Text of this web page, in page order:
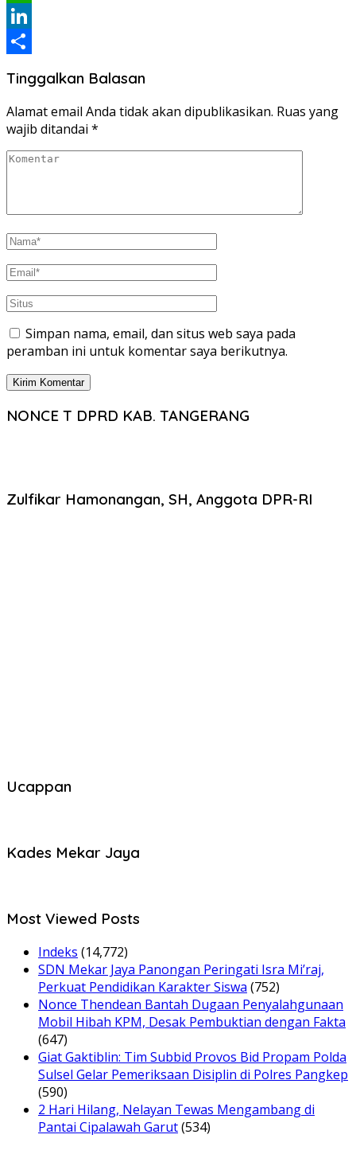
WhatsApp
LinkedIn
Tinggalkan Balasan
Alamat email Anda tidak akan dipublikasikan. Ruas yang
wajib ditandai *
Simpan nama, email, dan situs web saya pada
peramban ini untuk komentar saya berikutnya.
NONCE T DPRD KAB. TANGERANG
Zulfikar Hamonangan, SH, Anggota DPR-RI
Ucappan
Kades Mekar Jaya
Most Viewed Posts
Indeks (14,772)
SDN Mekar Jaya Panongan Peringati Isra Mi’raj,
Perkuat Pendidikan Karakter Siswa (752)
Nonce Thendean Bantah Dugaan Penyalahgunaan
Mobil Hibah KPM, Desak Pembuktian dengan Fakta
(647)
Giat Gaktiblin: Tim Subbid Provos Bid Propam Polda
Sulsel Gelar Pemeriksaan Disiplin di Polres Pangkep
(590)
2 Hari Hilang, Nelayan Tewas Mengambang di
Pantai Cipalawah Garut(534)